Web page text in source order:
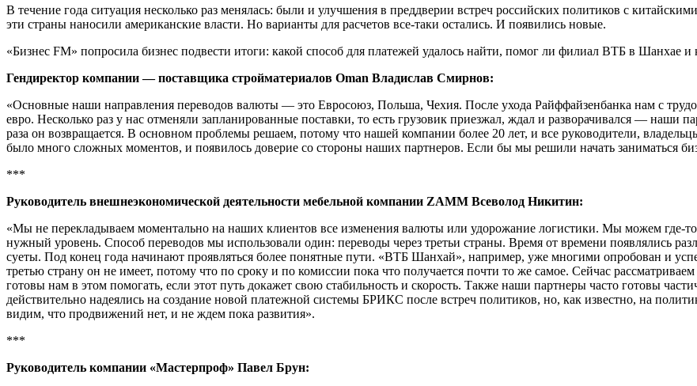
В течение года ситуация несколько раз менялась: были и улучшения в преддверии встреч российских политиков с
эти страны наносили американские власти. Но варианты для расчетов все-таки остались. И появились новые.
«Бизнес FM» попросила бизнес подвести итоги: какой способ для платежей удалось найти, помог ли филиал ВТБ в Шанхае и
Гендиректор компании — поставщика стройматериалов Oman Владислав Смирнов:
«Основные наши направления переводов валюты — это Евросоюз, Польша, Чехия. После ухода Райффайзенбанка нам с
евро. Несколько раз у нас отменяли запланированные поставки, то есть грузовик приезжал, ждал и разворачивался — наши
раза он возвращается. В основном проблемы решаем, потому что нашей компании более 20 лет, и все руководители,
было много сложных моментов, и появилось доверие со стороны наших партнеров. Если бы мы решили начать заниматься
***
Руководитель внешнеэкономической деятельности мебельной компании ZAMM Всеволод Никитин:
«Мы не перекладываем моментально на наших клиентов все изменения валюты или удорожание логистики. Мы можем где-то
нужный уровень. Способ переводов мы использовали один: переводы через третьи страны. Время от времени появлялись
суеты. Под конец года начинают проявляться более понятные пути. «ВТБ Шанхай», например, уже многими опробован и
третью страну он не имеет, потому что по сроку и по комиссии пока что получается почти то же самое. Сейчас
готовы нам в этом помогать, если этот путь докажет свою стабильность и скорость. Также наши партнеры часто готовы
действительно надеялись на создание новой платежной системы БРИКС после встреч политиков, но, как известно, на
видим, что продвижений нет, и не ждем пока развития».
***
Руководитель компании «Мастерпроф» Павел Брун: